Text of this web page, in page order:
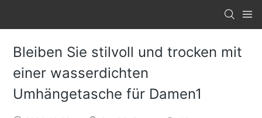
Bleiben Sie stilvoll und trocken mit
einer wasserdichten
Umhängetasche für Damen1